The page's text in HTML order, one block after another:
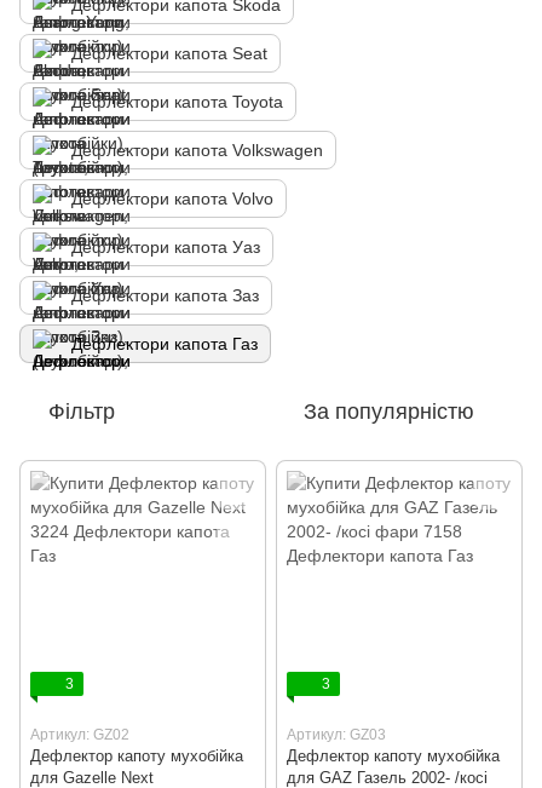
Дефлектори капота Skoda
Дефлектори капота Seat
Дефлектори капота Toyota
Дефлектори капота Volkswagen
Дефлектори капота Volvo
Дефлектори капота Уаз
Дефлектори капота Заз
Дефлектори капота Газ
Фільтр За популярністю
3
Артикул: GZ02
Дефлектор капоту мухобійка
для Gazelle Next
3
Артикул: GZ03
Дефлектор капоту мухобійка
для GAZ Газель 2002- /косі